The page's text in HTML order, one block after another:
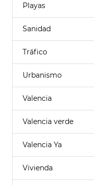
Playas
Sanidad
Tráfico
Urbanismo
Valencia
Valencia verde
Valencia Ya
Vivienda